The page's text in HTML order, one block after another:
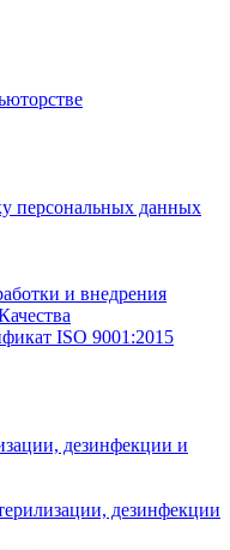
персональных данных
и внедрения
ISO 9001:2015
дезинфекции и
дезинфекции